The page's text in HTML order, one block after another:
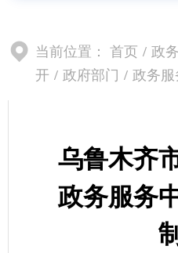
当前位置： 首页 / 政
开 / 政府部门 / 政务
乌鲁木齐
政务服务